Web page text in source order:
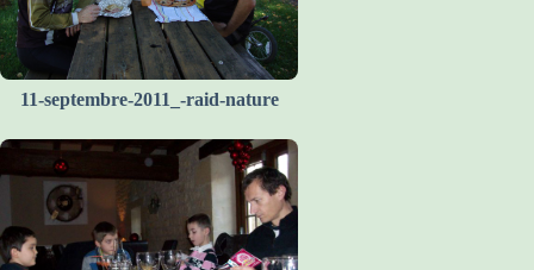
11-septembre-2011_-raid-nature